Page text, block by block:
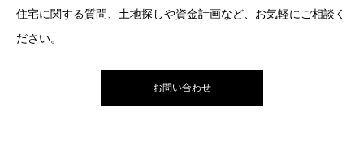
住宅に関する質問、土地探しや資金計画など、お気軽にご相談く
ださい。
お問い合わせ